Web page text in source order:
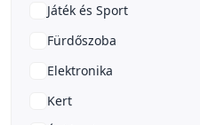
Játék és Sport
Fürdőszoba
Elektronika
Kert